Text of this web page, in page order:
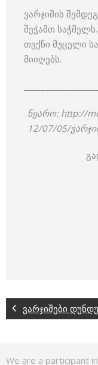
ვარჯიშის
შეჭამთ
თვქნი მუცელი
მიიღებს.
წყარო: http://
12/07/05/
ვარჯიშები
We are a participant